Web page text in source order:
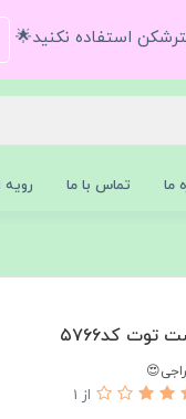
استفاده نکنید🌟
ما تماس با ما
توت کد۵۷۶۶
از 1